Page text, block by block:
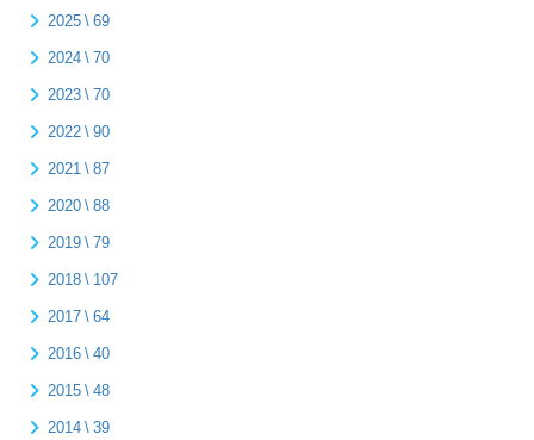
2025 \ 69
2024 \ 70
2023 \ 70
2022 \ 90
2021 \ 87
2020 \ 88
2019 \ 79
2018 \ 107
2017 \ 64
2016 \ 40
2015 \ 48
2014 \ 39